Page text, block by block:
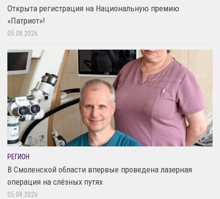
Открыта регистрация на Национальную премию
«Патриот»!
05.08.2026
РЕГИОН
В Смоленской области впервые проведена лазерная
операция на слёзных путях
05.08.2026